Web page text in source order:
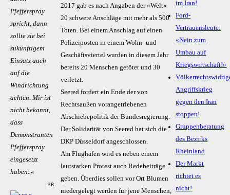
Pfefferspray
spricht, dann
sollte sie bei
zukünftigem
Einsatz auch
auf die
Windrichtung
achten. Mir ist
nicht bekannt,
dass
Demonstranten
Pfefferspray
eingesetzt
haben..«
BR
2017 gab es nach Angaben der «Welt»
20 schwere Anschläge mit mehr als 500
Toten. Bei einem Anschlag auf einen
Polizeiposten in einem Wohn- und
Geschäftsviertel wurden in diesem Jahr
bereits 20 Menschen getötet und 30
verletzt.
Seered fordert ein Ende der von
Rechtsaußen vorangetriebenen
Abschiebepolitik der Bundesregierung.
Der Solidarität von Seered hat sich die
DKP Düsseldorf angeschlossen.
Am Flughafen wird es neben einem
lautstarken Protest auch Redebeiträge
geben. Überdies sollen vor Ort Blumen
niedergelegt werden für jene Menschen,
im Iran!
Ford-
Vertrauensleute:
«Nein zum
Umbau auf
Kriegswirtschaft!»
Angriffskrieg
gegen den Iran
stoppen!
Gruppenberatung
des Bezirks
Rheinland
Der Markt
richtet es
nicht!